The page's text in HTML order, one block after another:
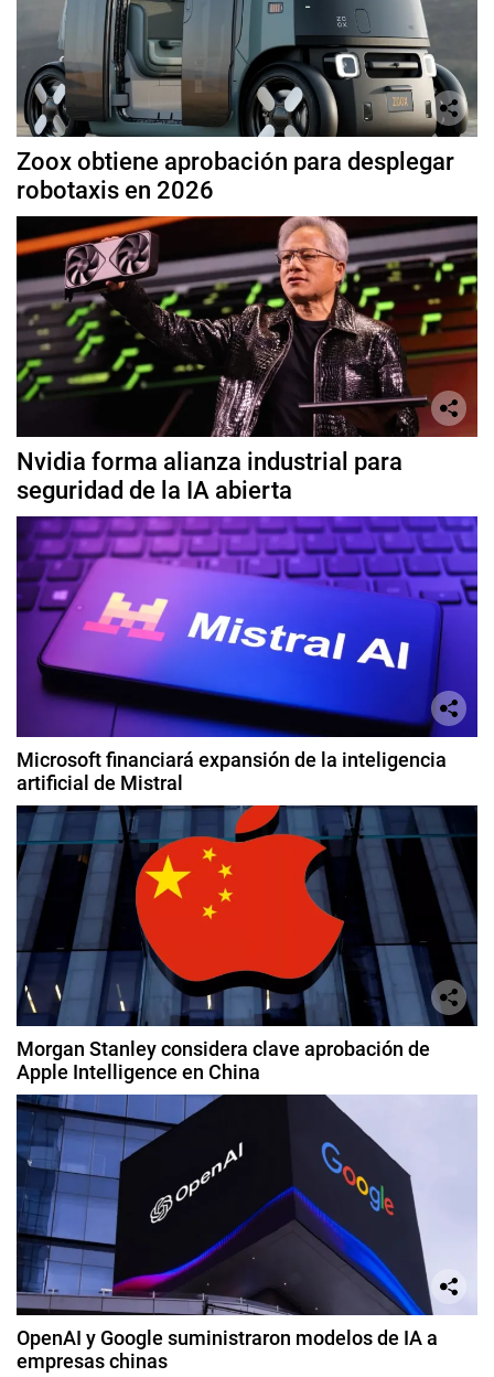
Zoox obtiene aprobación para desplegar
robotaxis en 2026
Nvidia forma alianza industrial para
seguridad de la IA abierta
Microsoft financiará expansión de la inteligencia
artificial de Mistral
Morgan Stanley considera clave aprobación de
Apple Intelligence en China
OpenAI y Google suministraron modelos de IA a
empresas chinas